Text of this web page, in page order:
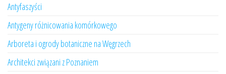
Antyfaszyści
Antygeny różnicowania komórkowego
Arboreta i ogrody botaniczne na Węgrzech
Architekci związani z Poznaniem